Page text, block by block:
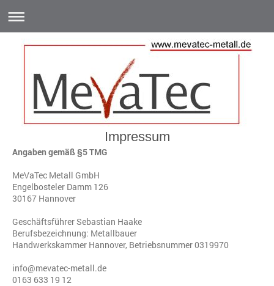
Impressum
Angaben gemäß §5 TMG
MeVaTec Metall GmbH
Engelbosteler Damm 126
30167 Hannover
Geschäftsführer Sebastian Haake
Berufsbezeichnung: Metallbauer
Handwerkskammer Hannover, Betriebsnummer 0319970
info@mevatec-metall.de
0163 633 19 12